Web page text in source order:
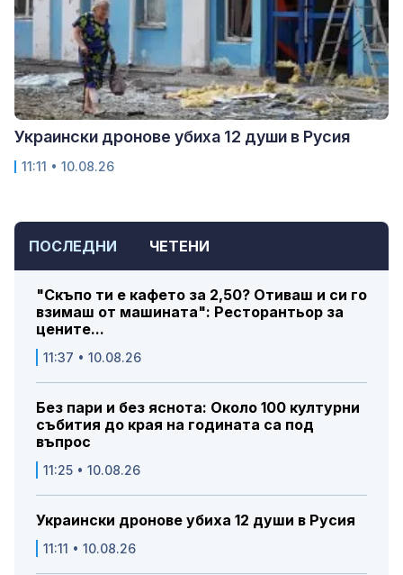
ПОСЛЕДНИ ЧЕТЕНИ
"Скъпо ти е кафето за 2,50? Отиваш и си го
взимаш от машината": Ресторантьор за
цените...
11:37 • 10.08.26
Без пари и без яснота: Около 100 културни
събития до края на годината са под
въпрос
11:25 • 10.08.26
Украински дронове убиха 12 души в Русия
11:11 • 10.08.26
Украински дронове убиха 12 души в Русия
11:11 • 10.08.26